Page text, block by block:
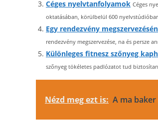
Céges nyelvtanfolyamok Céges
oktatásában, körülbelül 600
Egy rendezvény
rendezvény megszervezése, na és persze
Különleges fitnesz szőnyeg
szőnyeg tökéletes padlózatot tud
Nézd meg ezt is: A ma